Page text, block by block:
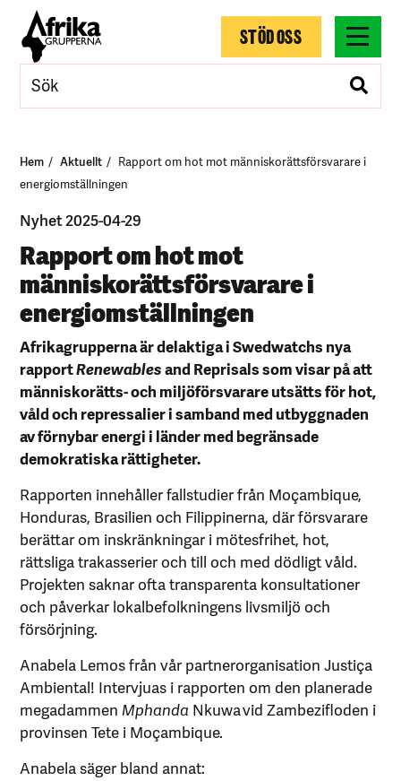
STÖD OSS
Hem Aktuellt
Rapport om hot mot människorättsförsvarare i
energiomställningen
Nyhet 2025-04-29
Rapport om hot mot
människorättsförsvarare i
energiomställningen
Afrikagrupperna är delaktiga i Swedwatchs nya
rapportRenewablesand Reprisals som visar på att
människorätts- och miljöförsvarare utsätts för hot,
våld och repressalier i samband med utbyggnaden
av förnybar energi i länder med begränsade
demokratiska rättigheter.
Rapporten innehåller fallstudier från Moçambique,
Honduras, Brasilien och Filippinerna, där försvarare
berättar om inskränkningar i mötesfrihet, hot,
rättsliga trakasserier och till och med dödligt våld.
Projekten saknar ofta transparenta konsultationer
och påverkar lokalbefolkningens livsmiljö och
försörjning.
Anabela Lemos från vår partnerorganisation Justiça
Ambiental! Intervjuas i rapporten om den planerade
megadammen Mphanda Nkuwa vid Zambezifloden i
provinsen Tete i Moçambique.
Anabela säger bland annat: